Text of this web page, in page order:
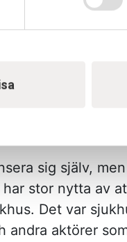
av
i mitt
i projektet
Gustavsson,
från liknande
som är
sig själv,
stor nytta av
Det var
andra aktörer